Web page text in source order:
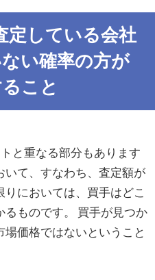
している会社
い確率の方が
こと
と重なる部分もあります
て、すなわち、査定額が
においては、買手はどこ
ものです。 買手が見つか
価格ではないということ